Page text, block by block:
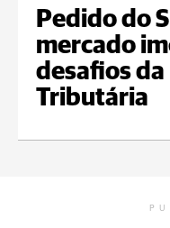
Pedido do
mercado
desafios da
Tributária